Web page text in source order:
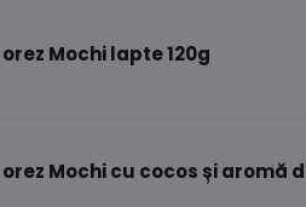
Mochi lapte 120g
Mochi cu cocos și aromă